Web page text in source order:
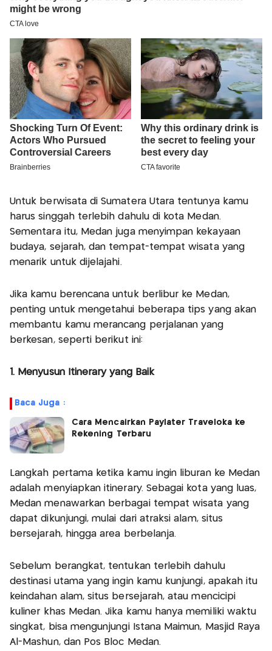
Untuk berwisata di Sumatera Utara tentunya kamu
harus singgah terlebih dahulu di kota Medan.
Sementara itu, Medan juga menyimpan kekayaan
budaya, sejarah, dan tempat-tempat wisata yang
menarik untuk dijelajahi.
Jika kamu berencana untuk berlibur ke Medan,
penting untuk mengetahui beberapa tips yang akan
membantu kamu merancang perjalanan yang
berkesan, seperti berikut ini:
1. Menyusun Itinerary yang Baik
Baca Juga :
Cara Mencairkan Paylater Traveloka ke
Rekening Terbaru
Langkah pertama ketika kamu ingin liburan ke Medan
adalah menyiapkan itinerary. Sebagai kota yang luas,
Medan menawarkan berbagai tempat wisata yang
dapat dikunjungi, mulai dari atraksi alam, situs
bersejarah, hingga area berbelanja.
Sebelum berangkat, tentukan terlebih dahulu
destinasi utama yang ingin kamu kunjungi, apakah itu
keindahan alam, situs bersejarah, atau mencicipi
kuliner khas Medan. Jika kamu hanya memiliki waktu
singkat, bisa mengunjungi Istana Maimun, Masjid Raya
Al-Mashun, dan Pos Bloc Medan.